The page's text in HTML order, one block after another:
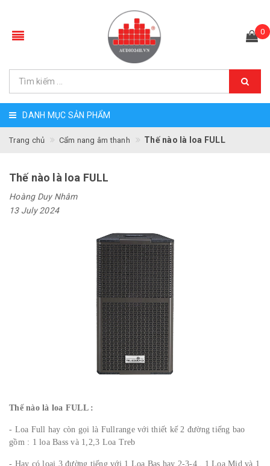
0
DANH MỤC SẢN PHẨM
Trang chủ Cẩm nang âm thanh Thế nào là loa FULL
Thế nào là loa FULL
Hoàng Duy Nhâm
13 July 2024
Thế nào là loa FULL :
- Loa Full hay còn gọi là Fullrange với thiết kế 2 đường tiếng bao
gồm : 1 loa Bass và 1,2,3 Loa Treb
- Hay có loại 3 đường tiếng với 1 Loa Bas hay 2-3-4 , 1 Loa Mid và 1